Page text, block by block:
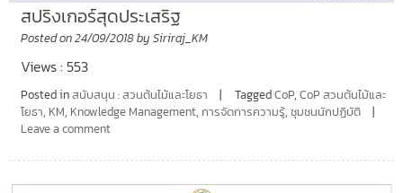
สปริงเกอร์สุดประเสริฐ
Posted on24/09/2018by Siriraj_KM
Views : 553
Posted inสนับสนุน : สวนต้นไม้และโยธา TaggedCoP, CoP สวนต้นไม้และ
โยธา, KM, Knowledge Management, การจัดการความรู้, ชุมชนนักปฏิบัติ
Leave a comment